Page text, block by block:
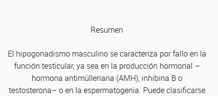
Resumen
El hipogonadismo masculino se caracteriza por fallo en la
función testicular, ya sea en la producción hormonal –
hormona antimülleriana (AMH), inhibina B o
testosterona– o en la espermatogenia. Puede clasificarse